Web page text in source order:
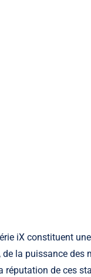
iX constituent
la puissance
de ces